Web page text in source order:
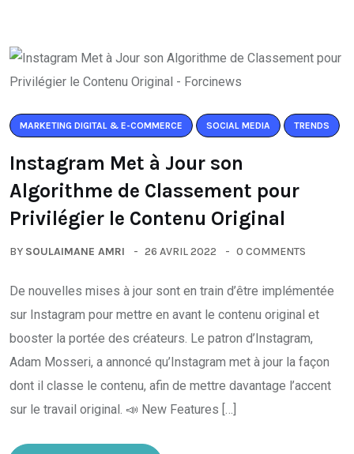
MARKETING DIGITAL & E-COMMERCE SOCIAL MEDIA TRENDS
Instagram Met à Jour son
Algorithme de Classement pour
Privilégier le Contenu Original
BY SOULAIMANE AMRI 26 AVRIL 2022 0 COMMENTS
De nouvelles mises à jour sont en train d’être implémentée
sur Instagram pour mettre en avant le contenu original et
booster la portée des créateurs. Le patron d’Instagram,
Adam Mosseri, a annoncé qu’Instagram met à jour la façon
dont il classe le contenu, afin de mettre davantage l’accent
sur le travail original. 📣 New Features […]